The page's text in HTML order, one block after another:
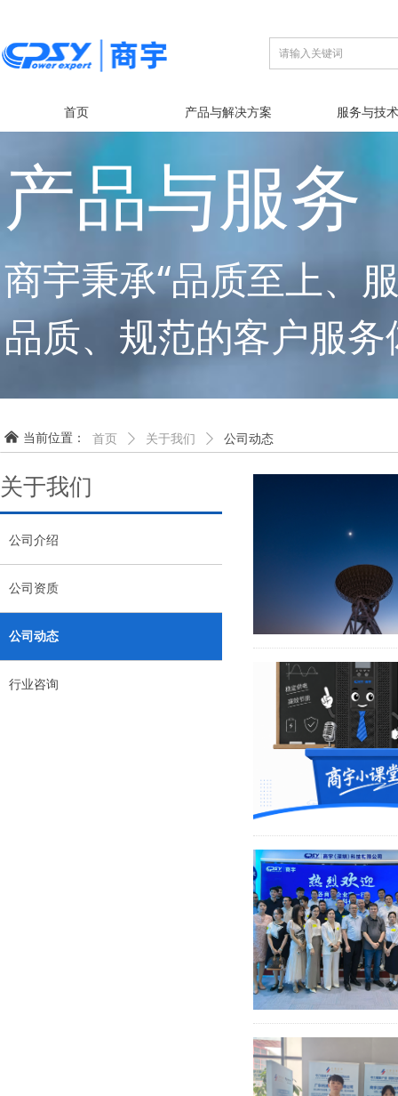
首页 产品与解决方案 服务与技
关于我们
낀
公司介绍
公司资质
公司动态
行业咨询
当前位置： 首页 ꄲ 关于我们 ꄲ 公司动态
商宇秉承“品质至上、
品质、规范的客户服务
产品与服务